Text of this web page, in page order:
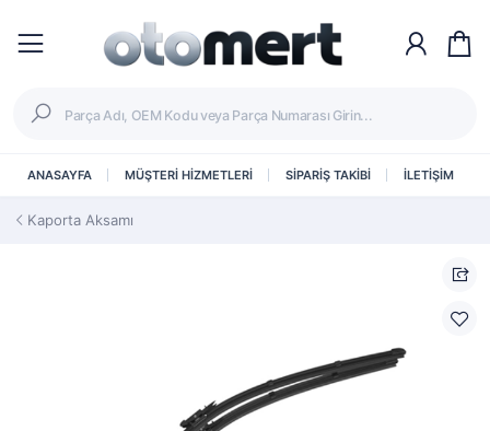
ANASAYFA MÜŞTERİ HİZMETLERİ SİPARİŞ TAKİBİ İLETİŞİM
Kaporta Aksamı